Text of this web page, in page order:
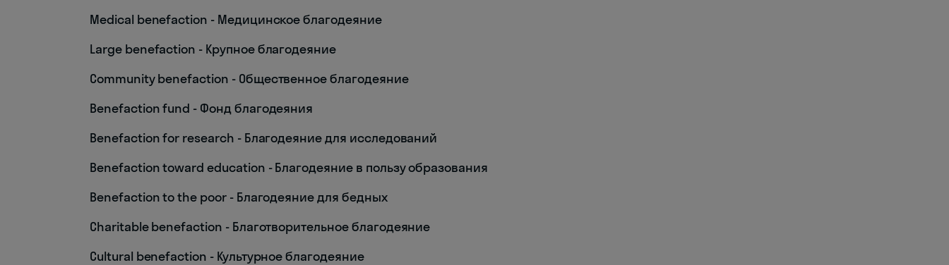
Medical benefaction - Медицинское благодеяние
Large benefaction - Крупное благодеяние
Community benefaction - Общественное благодеяние
Benefaction fund - Фонд благодеяния
Benefaction for research - Благодеяние для исследований
Benefaction toward education - Благодеяние в пользу образования
Benefaction to the poor - Благодеяние для бедных
Charitable benefaction - Благотворительное благодеяние
Cultural benefaction - Культурное благодеяние